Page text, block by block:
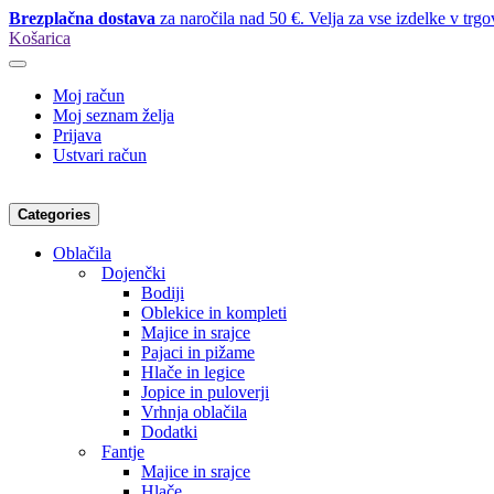
Brezplačna dostava za naročila nad 50 €. Velja za vse izdelke v
Košarica
Moj račun
Moj seznam želja
Prijava
Ustvari račun
Categories
Oblačila
Dojenčki
Bodiji
Oblekice in kompleti
Majice in srajce
Pajaci in pižame
Hlače in legice
Jopice in puloverji
Vrhnja oblačila
Dodatki
Fantje
Majice in srajce